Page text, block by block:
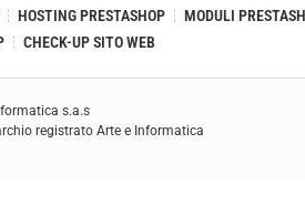
HOSTING PRESTASHOP MODULI
CHECK-UP SITO WEB
s.a.s
registrato Arte e Informatica